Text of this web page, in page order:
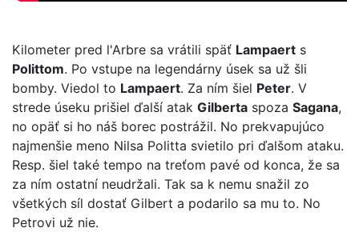
Kilometer pred l'Arbre sa vrátili späť Lampaert s
Polittom. Po vstupe na legendárny úsek sa už šli
bomby. Viedol to Lampaert. Za ním šiel Peter. V
strede úseku prišiel ďalší atak Gilberta spoza Sagana,
no opäť si ho náš borec postrážil. No prekvapujúco
najmenšie meno Nilsa Politta svietilo pri ďalšom ataku.
Resp. šiel také tempo na treťom pavé od konca, že sa
za ním ostatní neudržali. Tak sa k nemu snažil zo
všetkých síl dostať Gilbert a podarilo sa mu to. No
Petrovi už nie.